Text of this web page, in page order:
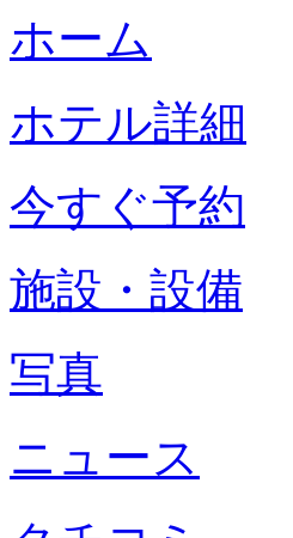
ホーム
ホテル詳細
今すぐ予約
施設・設備
写真
ニュース